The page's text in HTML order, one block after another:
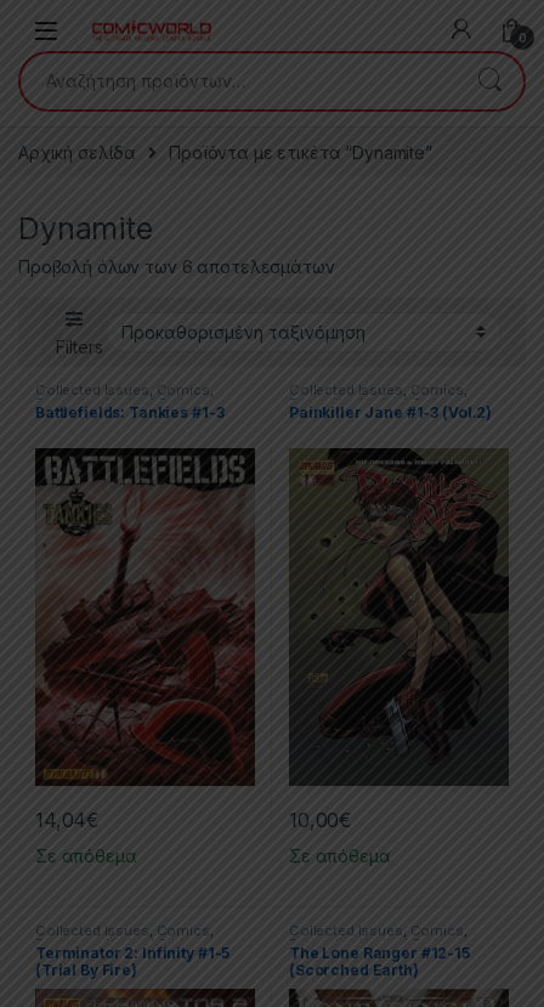
0
Αναζήτηση για:
Αρχική σελίδα Προϊόντα με ετικέτα “Dynamite”
Dynamite
Προβολή όλων των 6 αποτελεσμάτων
Filters
Collected Issues, Comics,
Dynamite , Limited Series
Battlefields: Tankies #1-3
14,04€
Σε απόθεμα
Collected Issues, Comics,
Dynamite Limited Series
Painkiller Jane #1-3 (Vol.2)
10,00€
Σε απόθεμα
Collected Issues , Comics ,
Dynamite , Limited Series ,
Terminator
Terminator 2: Infinity #1-5
(Trial By Fire)
Collected Issues , Comics ,
Dynamite Limited Series
The Lone Ranger #12-15
(Scorched Earth)